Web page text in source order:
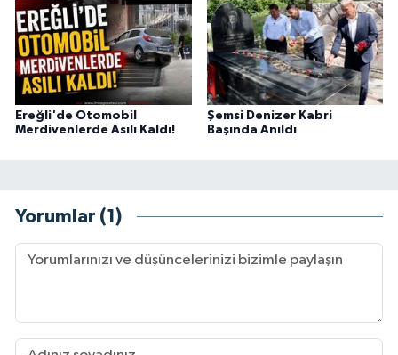
Ereğli'de Otomobil
Merdivenlerde Asılı Kaldı!
Şemsi Denizer Kabri
Başında Anıldı
Yorumlar (1)